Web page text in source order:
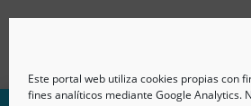
Este portal web utiliza cookies propias con
fines analíticos mediante Google Analytics.